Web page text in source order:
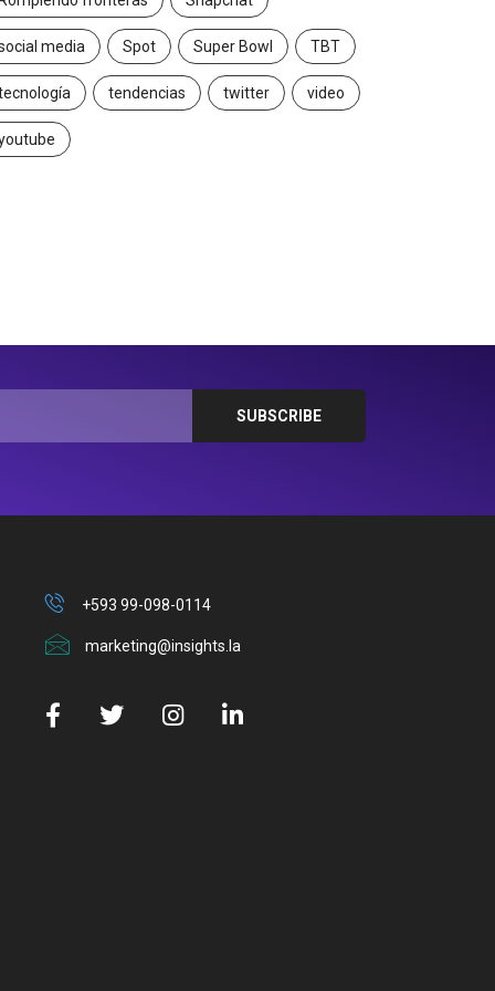
media Spot Super Bowl TBT
tendencias twitter video
+593 99-098-0114
marketing@insights.la